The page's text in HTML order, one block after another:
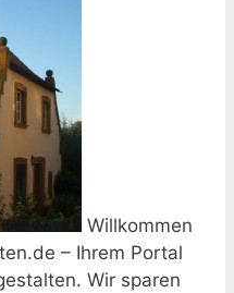
Willkommen
– Ihrem Portal
Wir sparen